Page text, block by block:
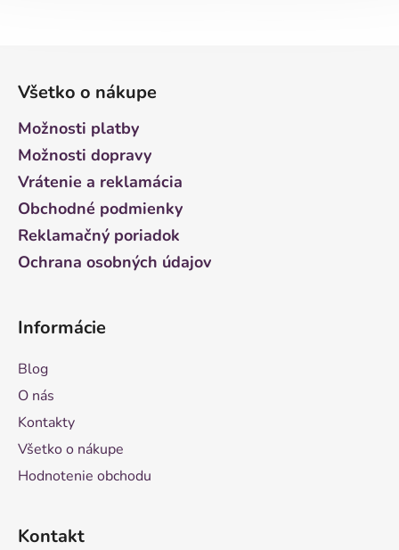
Všetko o nákupe
Možnosti platby
Možnosti dopravy
Vrátenie a reklamácia
Obchodné podmienky
Reklamačný poriadok
Ochrana osobných údajov
Informácie
Blog
O nás
Kontakty
Všetko o nákupe
Hodnotenie obchodu
Kontakt